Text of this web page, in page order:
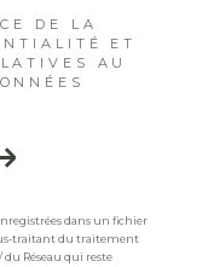
DE LA
ET
AU
dans un fichier
traitant du traitement
du Réseau qui reste